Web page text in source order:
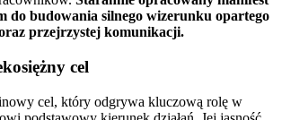
do budowania silnego wizerunku opartego
przejrzystej komunikacji.
cel
cel, który odgrywa kluczową rolę w